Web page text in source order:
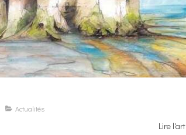
Actualités
Lire